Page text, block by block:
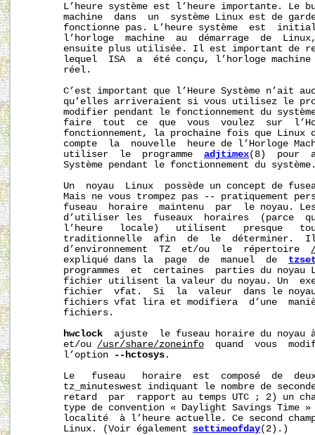
L’heure système est l’heure importante. Le
machine  dans  un  système Linux est de
fonctionne pas. L’heure système  est
l’horloge  machine  au  démarrage  de
ensuite plus utilisée. Il est important de
lequel  ISA  a  été conçu, l’horloge
       réel.
C’est important que l’Heure Système n’ait
qu’elles arriveraient si vous utilisez le
modifier pendant le fonctionnement du
faire  tout  ce  que  vous  voulez  sur
fonctionnement, la prochaine fois que Linux
compte  la  nouvelle  heure de l’Horloge
       utiliser  le  programme
adjtimex(8)  pour
Système pendant le fonctionnement du
Un  noyau  Linux  possède un concept de
Mais ne vous trompez pas -- pratiquement
fuseau  horaire  maintenu  par  le noyau.
d’utiliser les  fuseaux  horaires  (parce
l’heure   locale)   utilisent   presque
traditionnelle  afin  de  le  déterminer.
       d’environnement  TZ  et/ou  le  répertoire
       expliqué dans la  page  de  manuel  de
programmes  et  certaines  parties du noyau
fichier utilisent la valeur du noyau. Un
fichier  vfat.  Si  la  valeur  dans le
fichiers vfat lira et modifiera  d’une
       fichiers.
hwclock
ajuste  le fuseau horaire du noyau
       et/ou
/usr/share/zoneinfo
quand  vous
       l’option
--hctosys .
Le   fuseau   horaire  est  composé  de
tz_minuteswest indiquant le nombre de
retard  par  rapport au temps UTC ; 2) un
type de convention « Daylight Savings Time
localité  à l’heure actuelle. Ce second
       Linux. (Voir également
settimeofday(2).)